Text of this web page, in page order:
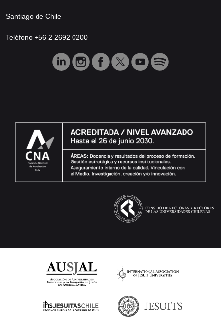
Santiago de Chile
Teléfono +56 2 2692 0200